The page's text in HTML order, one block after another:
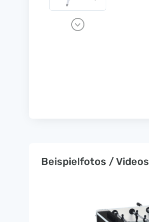
Next
Beispielfotos / Videos